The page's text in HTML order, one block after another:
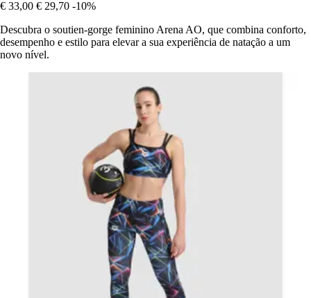
€ 33,00 € 29,70 -10%
Descubra o soutien-gorge feminino Arena AO, que combina conforto,
desempenho e estilo para elevar a sua experiência de natação a um
novo nível.